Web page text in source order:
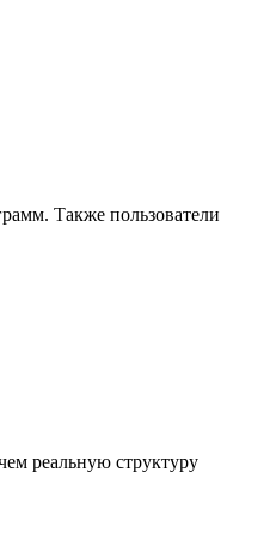
Также пользователи
реальную структуру